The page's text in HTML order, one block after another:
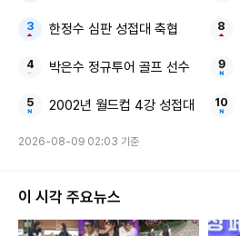
한정수 심판 성접대 축협
박은수 정규투어 골프 선수
2002년 월드컵 4강 성접대
2026-08-09 02:03 기준
이 시각 주요뉴스